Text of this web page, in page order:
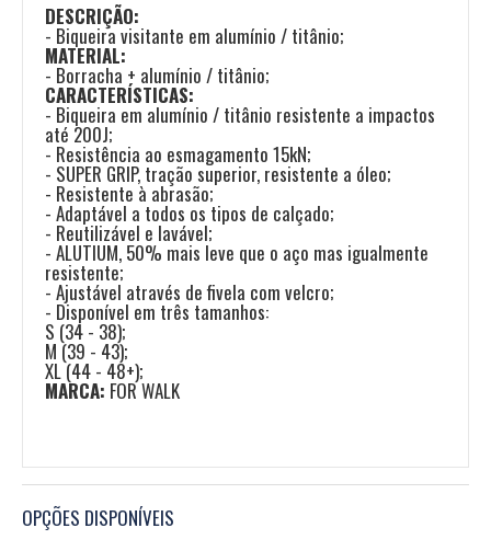
DESCRIÇÃO:
- Biqueira visitante em alumínio / titânio;
MATERIAL:
- Borracha + alumínio / titânio;
CARACTERÍSTICAS:
- Biqueira em alumínio / titânio resistente a impactos
até 200J;
- Resistência ao esmagamento 15kN;
- SUPER GRIP, tração superior, resistente a óleo;
- Resistente à abrasão;
- Adaptável a todos os tipos de calçado;
- Reutilizável e lavável;
- ALUTIUM, 50% mais leve que o aço mas igualmente
resistente;
- Ajustável através de fivela com velcro;
- Disponível em três tamanhos:
S (34 - 38);
M (39 - 43);
XL (44 - 48+);
MARCA: FOR WALK
OPÇÕES DISPONÍVEIS